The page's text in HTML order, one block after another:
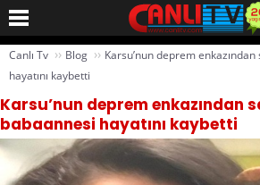
Canlı Tv ›› Blog ›› Karsu’nun deprem
hayatını kaybetti
Karsu’nun deprem enkazından
babaannesi hayatını kaybetti